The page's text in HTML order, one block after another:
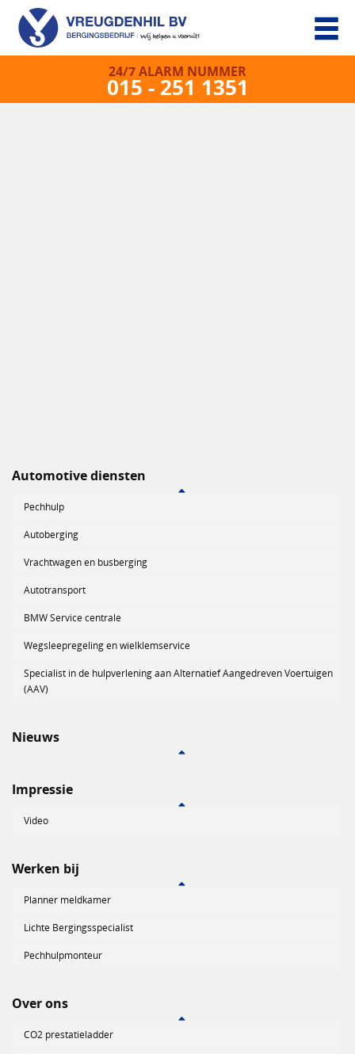
24/7 ALARM NUMMER
015 - 251 1351
Automotive diensten
Pechhulp
Autoberging
Vrachtwagen en busberging
Autotransport
BMW Service centrale
Wegsleepregeling en wielklemservice
Specialist in de hulpverlening aan Alternatief Aangedreven Voertuigen
(AAV)
Nieuws
Impressie
Video
Werken bij
Planner meldkamer
Lichte Bergingsspecialist
Pechhulpmonteur
Over ons
CO2 prestatieladder